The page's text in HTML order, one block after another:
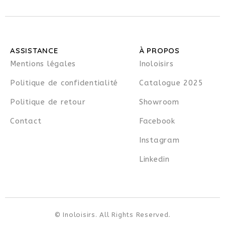
À PROPOS
Inoloisirs
Catalogue 2025
Showroom
Facebook
Instagram
Linkedin
ASSISTANCE
Mentions légales
Politique de confidentialité
Politique de retour
Contact
© Inoloisirs. All Rights Reserved.